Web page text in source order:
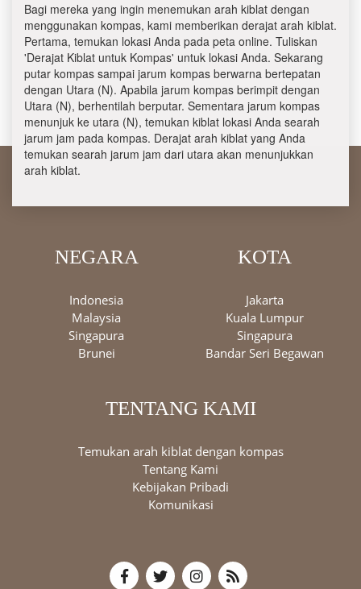
Bagi mereka yang ingin menemukan arah kiblat dengan
menggunakan kompas, kami memberikan derajat arah kiblat.
Pertama, temukan lokasi Anda pada peta online. Tuliskan
'Derajat Kiblat untuk Kompas' untuk lokasi Anda. Sekarang
putar kompas sampai jarum kompas berwarna bertepatan
dengan Utara (N). Apabila jarum kompas berimpit dengan
Utara (N), berhentilah berputar. Sementara jarum kompas
menunjuk ke utara (N), temukan kiblat lokasi Anda searah
jarum jam pada kompas. Derajat arah kiblat yang Anda
temukan searah jarum jam dari utara akan menunjukkan
arah kiblat.
NEGARA
Indonesia
Malaysia
Singapura
Brunei
KOTA
Jakarta
Kuala Lumpur
Singapura
Bandar Seri Begawan
TENTANG KAMI
Temukan arah kiblat dengan kompas
Tentang Kami
Kebijakan Pribadi
Komunikasi